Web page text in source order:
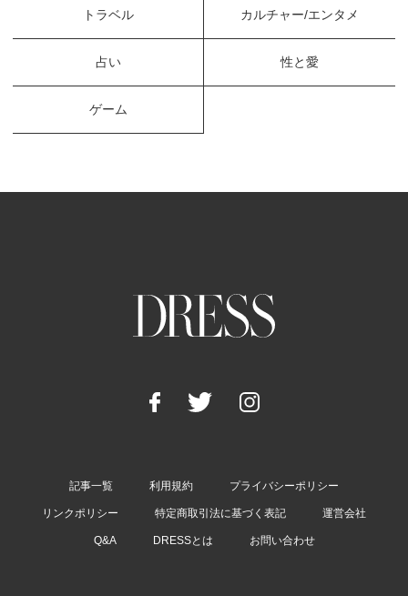
トラベル カルチャー/エンタメ
占い 性と愛
ゲーム
記事一覧 利用規約 プライバシーポリシー
リンクポリシー 特定商取引法に基づく表記 運営会社
Q&A DRESSとは お問い合わせ